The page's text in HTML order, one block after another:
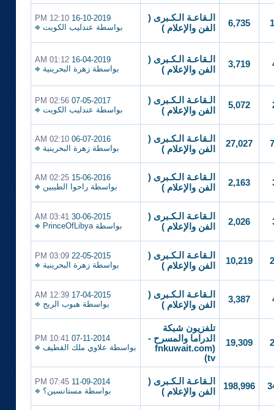
6,735
الـقاعـة الـكـبرى (
الفن والإعلام )
16-10-2019
12:10 PM
بواسطة عندليب الكويت
3,719
الـقاعـة الـكـبرى (
الفن والإعلام )
16-04-2019
01:12 AM
بواسطةزهرة البحرينية
5,072
الـقاعـة الـكـبرى (
الفن والإعلام )
07-05-2017
02:56 PM
بواسطة عندليب الكويت
27,027
الـقاعـة الـكـبرى (
الفن والإعلام )
06-07-2016
02:10 AM
بواسطةزهرة البحرينية
2,163
الـقاعـة الـكـبرى (
الفن والإعلام )
15-06-2016
02:25 AM
بواسطةراحوا الطيبين
2,026
الـقاعـة الـكـبرى (
الفن والإعلام )
30-06-2015
03:41 AM
بواسطةPrinceOfLibya
10,219
الـقاعـة الـكـبرى (
الفن والإعلام )
22-05-2015
03:09 PM
بواسطةزهرة البحرينية
3,387
الـقاعـة الـكـبرى (
الفن والإعلام )
17-04-2015
12:39 AM
بواسطة هبوب الريح
19,309
تلفزيون شبكة
الدراما والمسرح -
(fnkuwait.com
(tv
07-11-2014
10:41 PM
بواسطة علاوي ملك القطيف
198,996
الـقاعـة الـكـبرى (
الفن والإعلام )
11-09-2014
07:45 PM
بواسطة مستانسين؟